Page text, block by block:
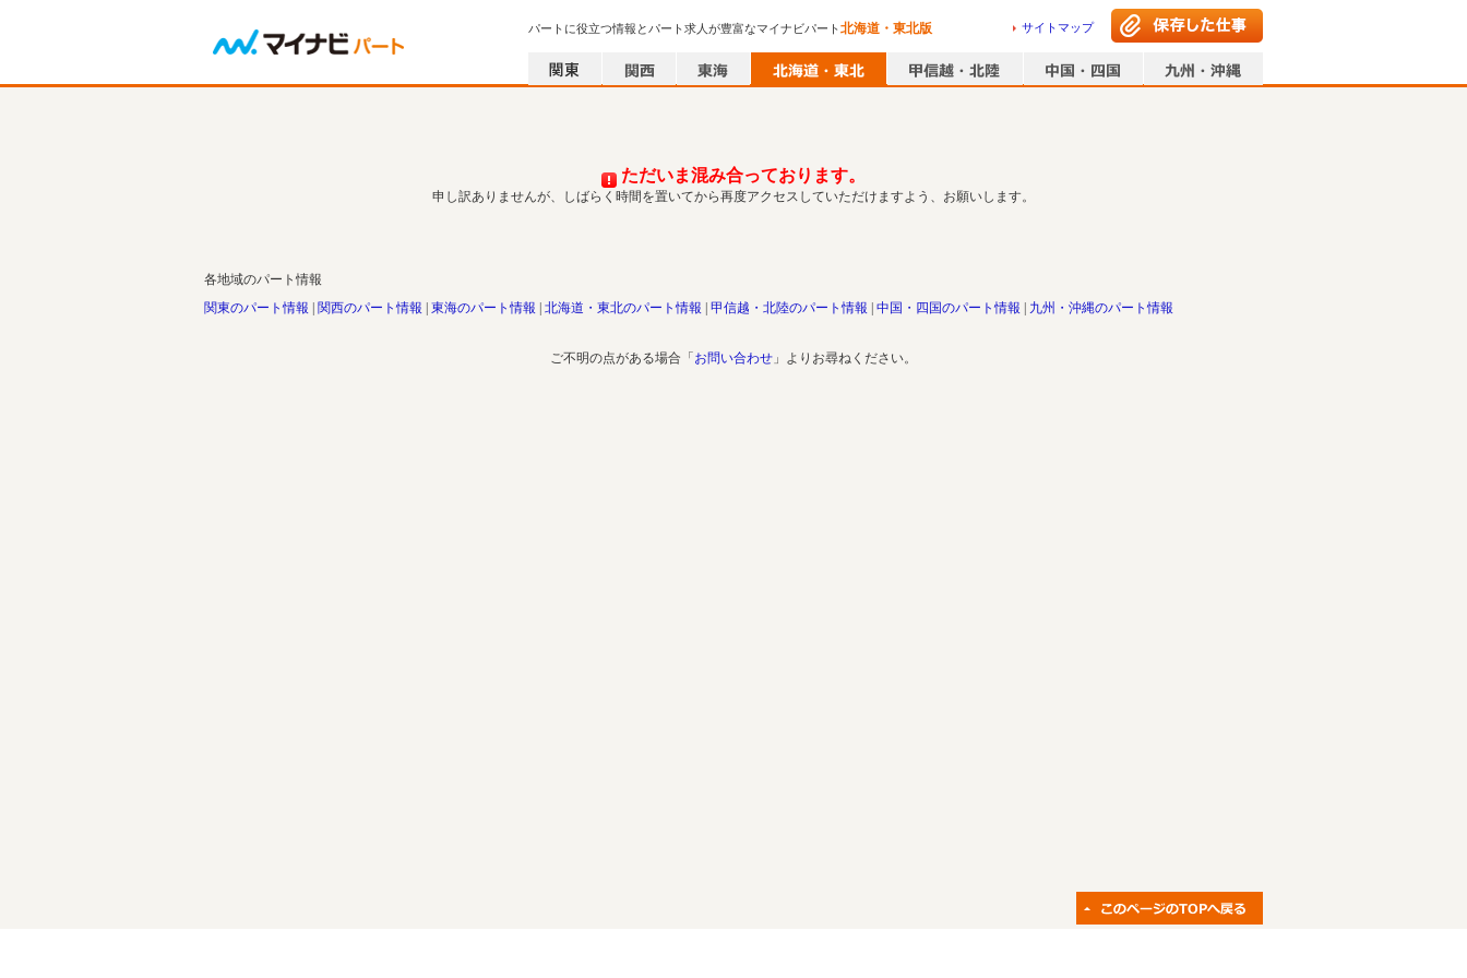
パートに役立つ情報とパート求人が豊富なマイナビパート北海道・東北版 サイトマップ
ただいま混み合っております。
申し訳ありませんが、しばらく時間を置いてから再度アクセスしていただけますよう、お願いします。
各地域のパート情報
関東のパート情報
関西のパート情報 東海のパート情報 北海道・東北のパート情報 甲信越・北陸のパート情報 中国・四国のパート情報 九州・沖縄のパート情報
ご不明の点がある場合「 お問い合わせ 」よりお尋ねください。